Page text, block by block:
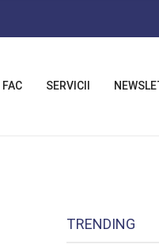
FAC SERVICII
TRENDING